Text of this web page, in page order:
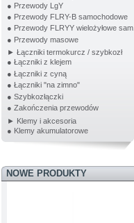
● Przewody LgY
● Przewody FLRY-B samochodowe
● Przewody FLRYY wielożyłowe sam.
● Przewody masowe
► Łączniki termokurcz / szybkozł
● Łączniki z klejem
● Łączniki z cyną
● Łączniki "na zimno"
● Szybkozłączki
● Zakończenia przewodów
► Klemy i akcesoria
● Klemy akumulatorowe
NOWE PRODUKTY